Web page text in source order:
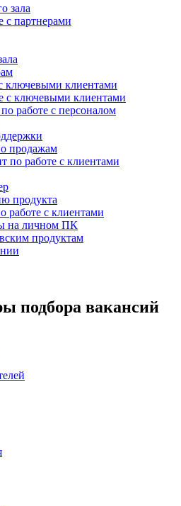
зала
с партнерами
ключевыми клиентами
с ключевыми клиентами
работе с персоналом
продажам
по работе с клиентами
продукта
работе с клиентами
на личном ПК
продуктам
подбора вакансий